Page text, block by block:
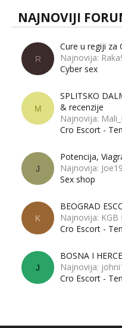
NAJNOVIJI
R
Cure u regiji za
Najnovija:
Cyber sex
M
SPLITSKO
& recenzije
Najnovija:
Cro Escort -
J
Potencija,
Najnovija:
Sex shop
K
BEOGRAD
Najnovija: KGB
Cro Escort -
J
BOSNA I
Najnovija:
Cro Escort -